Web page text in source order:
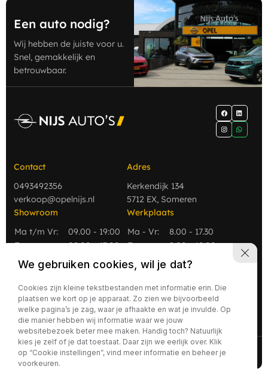
Een auto nodig?
Wij hebben de juiste voor u.
Snel, gemakkelijk en
betrouwbaar.
Contact
0493492356
verkoop@opelnijs.nl
Adres
Kerkendijk 134
5712 EX, Someren
Showroom
Ma t/m Vr:
09.00 - 19:00
Za
09.00 - 17:00
Zo
Gesloten
Werkplaats
Ma - Vr:
8.00 - 17.30
Za:
9.00 - 12.00
Gesloten
2026 - Nijs Auto's Privacy policy
We gebruiken cookies, wil je dat?
Cookies zijn kleine tekstbestanden met informatie erin. Die
plaatsen we kort op je apparaat. Zo zien we bijvoorbeeld
welke pagina’s je zag, waar je afhaakte en wat je invulde. Op
die manier hebben wij informatie waar we jouw
websitebezoek beter mee maken. Handig toch? Natuurlijk
kies je zelf of je dat toestaat. Daar zijn we eerlijk over. Klik
op “Cookie instellingen”, vind meer informatie en beheer je
voorkeuren.